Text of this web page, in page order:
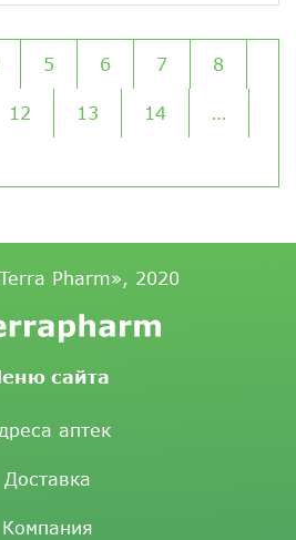
5 6 7 8
12 13 14 …
Pharm», 2020
сайта
аптек
Доставка
Компания